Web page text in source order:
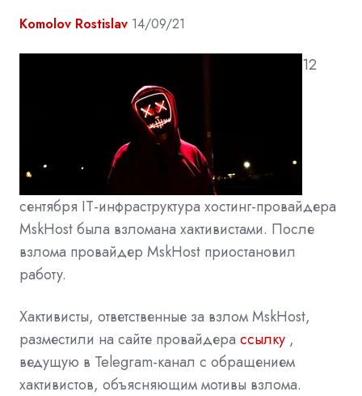
Komolov Rostislav 14/09/21
12
сентября IT-инфраструктура хостинг-провайдера
MskHost была взломана хактивистами. После
взлома провайдер MskHost приостановил
работу.
Хактивисты, ответственные за взлом MskHost,
разместили на сайте провайдера ссылку ,
ведущую в Telegram-канал с обращением
хактивистов, объясняющим мотивы взлома.